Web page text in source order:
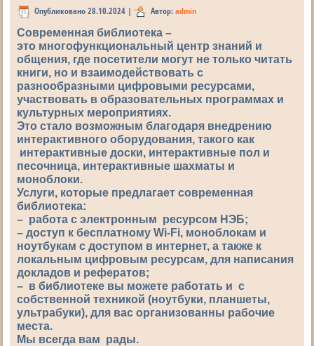
Опубликовано 28.10.2024 | Автор: admin
Современная библиотека –
это многофункциональный центр знаний и
общения, где посетители могут не только читать
книги, но и взаимодействовать с
разнообразными цифровыми ресурсами,
участвовать в образовательных программах и
культурных мероприятиях.
Это стало возможным благодаря внедрению
интерактивного оборудования, такого как
интерактивные доски, интерактивные пол и
песочница, интерактивные шахматы и
моноблоки.
Услуги, которые предлагает современная
библиотека:
– работа с электронным ресурсом НЭБ;
– доступ к бесплатному Wi-Fi, моноблокам и
ноутбукам с доступом в интернет, а также к
локальным цифровым ресурсам, для написания
докладов и рефератов;
– в библиотеке вы можете работать и с
собственной техникой (ноутбуки, планшеты,
ультрабуки), для вас организованны рабочие
места.
Мы всегда вам рады.